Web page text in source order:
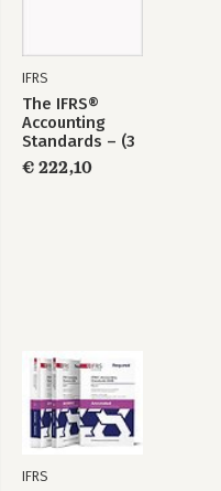
IFRS
The IFRS®
Accounting
Standards – (3
volume set) -
Issued 1 January
€ 222,10
IFRS